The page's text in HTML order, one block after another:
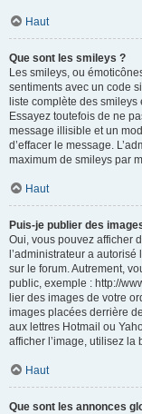
Haut
Que sont les smileys ?
Les smileys, ou
sentiments avec un code
liste complète des
Essayez toutefois de ne
message illisible et un
d’effacer le message.
maximum de smileys par
Haut
Puis-je publier des
Oui, vous pouvez afficher
l’administrateur a
sur le forum. Autrement,
public, exemple : http://
lier des images de votre
images placées derrière
aux lettres Hotmail ou
afficher l’image, utilisez la
Haut
Que sont les annonces